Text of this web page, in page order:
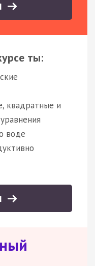
ты:
квадратные и
воде